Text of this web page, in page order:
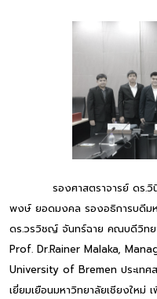
รองศาสตราจารย์ ดร.วินิต
พงษ์ ยอดมงคล รองอธิการบดีมห
ดร.วรวิชญ์ จันทร์ฉาย คณบดีวิทยา
Prof. Dr.Rainer Malaka,
University of Bremen ประเทศ
เยี่ยมเยือนมหาวิทยาลัยเชียงใหม่